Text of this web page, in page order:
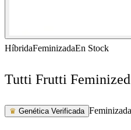
HíbridaFeminizadaEn Stock
Tutti Frutti Feminized
♛ Genética Verificada